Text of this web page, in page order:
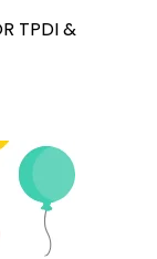
TPDI &